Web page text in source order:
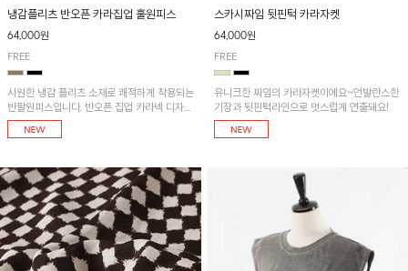
냉감플리츠 반오픈 카라집업 훌원피스
64,000원
FREE
시원한 냉감 플리츠 소재로 쾌적하게 착용되는
반팔원피스입니다. 반오픈 집업 카라넥 디자인
이 깔끔한 포인트를 더해주며, 자연스럽게 퍼
지는 훌 실루엣이 여성스러운 분위기를 연출해
스카시짜임 뒷핀턱 카라자켓
64,000원
FREE
유니크한 짜임의 카라자켓이에요~언발란스한
기장과 뒷핀턱라인으로 멋스럽게 연출돼요!